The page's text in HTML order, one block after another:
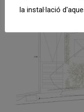
la instal·lació